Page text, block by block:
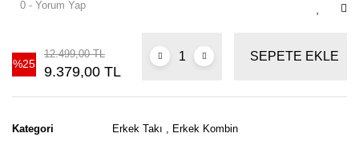
0 - Yorum Yap
%25
12.499,00 TL
9.379,00 TL
SEPETE EKLE
Kategori Erkek Takı Erkek Kombin